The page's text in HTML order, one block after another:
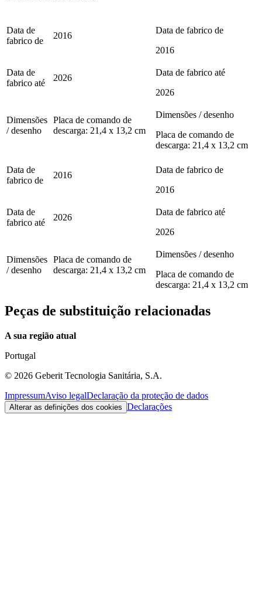
Data de
fabrico de
2016
Data de fabrico de
2016
Data de
fabrico até
2026
Data de fabrico até
2026
Dimensões
/ desenho
Placa de comando de
descarga: 21,4 x 13,2 cm
Dimensões / desenho
Placa de comando de
descarga: 21,4 x 13,2 cm
Data de
fabrico de
2016
Data de fabrico de
2016
Data de
fabrico até
2026
Data de fabrico até
2026
Dimensões
/ desenho
Placa de comando de
descarga: 21,4 x 13,2 cm
Dimensões / desenho
Placa de comando de
descarga: 21,4 x 13,2 cm
Peças de substituição relacionadas
A sua região atual
Portugal
© 2026 Geberit Tecnologia Sanitária, S.A.
ImpressumAviso legalDeclaração da proteção de dados
Alterar as definições dos cookies Declarações